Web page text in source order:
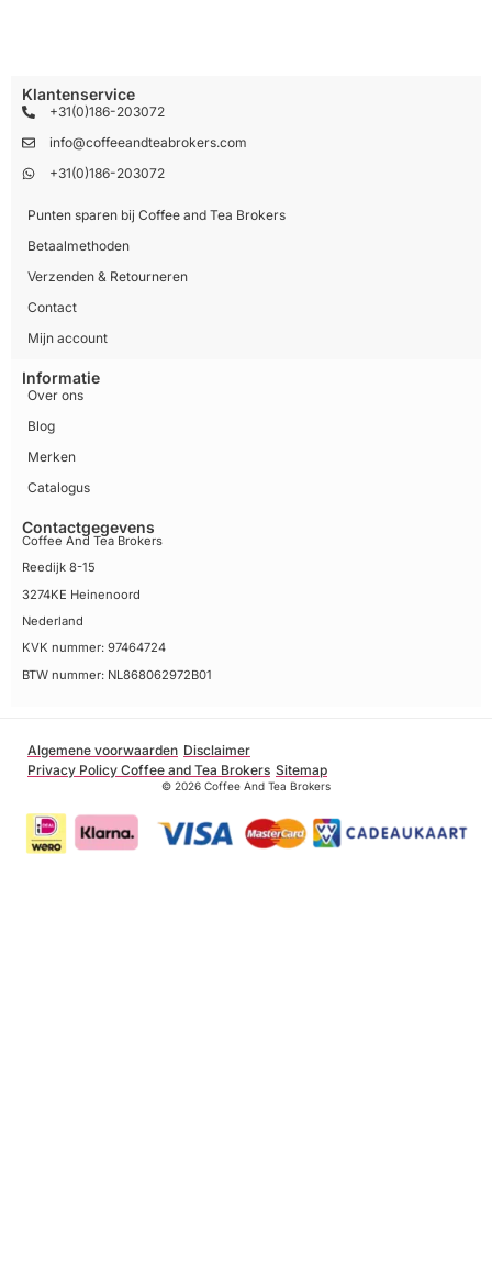
Klantenservice
+31(0)186-203072
info@coffeeandteabrokers.com
+31(0)186-203072
Punten sparen bij Coffee and Tea Brokers
Betaalmethoden
Verzenden & Retourneren
Contact
Mijn account
Informatie
Over ons
Blog
Merken
Catalogus
Contactgegevens
Coffee And Tea Brokers
Reedijk 8-15
3274KE Heinenoord
Nederland
KVK nummer: 97464724
BTW nummer: NL868062972B01
Algemene voorwaarden Disclaimer
Privacy Policy Coffee and Tea Brokers Sitemap
© 2026 Coffee And Tea Brokers